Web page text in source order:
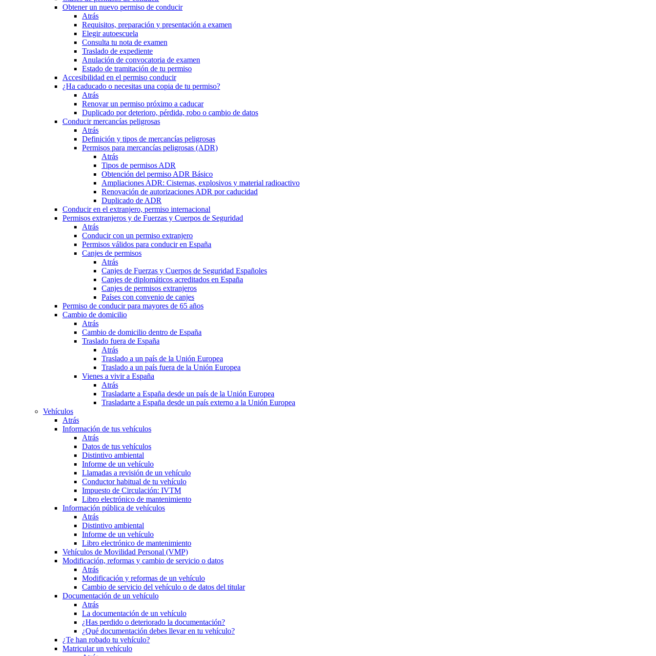
Obtener un nuevo permiso de conducir
Atrás
Requisitos, preparación y presentación a examen
Elegir autoescuela
Consulta tu nota de examen
Traslado de expediente
Anulación de convocatoria de examen
Estado de tramitación de tu permiso
Accesibilidad en el permiso conducir
¿Ha caducado o necesitas una copia de tu permiso?
Atrás
Renovar un permiso próximo a caducar
Duplicado por deterioro, pérdida, robo o cambio de datos
Conducir mercancías peligrosas
Atrás
Definición y tipos de mercancías peligrosas
Permisos para mercancías peligrosas (ADR)
Atrás
Tipos de permisos ADR
Obtención del permiso ADR Básico
Ampliaciones ADR: Cisternas, explosivos y material radioactivo
Renovación de autorizaciones ADR por caducidad
Duplicado de ADR
Conducir en el extranjero, permiso internacional
Permisos extranjeros y de Fuerzas y Cuerpos de Seguridad
Atrás
Conducir con un permiso extranjero
Permisos válidos para conducir en España
Canjes de permisos
Atrás
Canjes de Fuerzas y Cuerpos de Seguridad Españoles
Canjes de diplomáticos acreditados en España
Canjes de permisos extranjeros
Países con convenio de canjes
Permiso de conducir para mayores de 65 años
Cambio de domicilio
Atrás
Cambio de domicilio dentro de España
Traslado fuera de España
Atrás
Traslado a un país de la Unión Europea
Traslado a un país fuera de la Unión Europea
Vienes a vivir a España
Atrás
Trasladarte a España desde un país de la Unión Europea
Trasladarte a España desde un país externo a la Unión Europea
Vehículos
Atrás
Información de tus vehículos
Atrás
Datos de tus vehículos
Distintivo ambiental
Informe de un vehículo
Llamadas a revisión de un vehículo
Conductor habitual de tu vehículo
Impuesto de Circulación: IVTM
Libro electrónico de mantenimiento
Información pública de vehículos
Atrás
Distintivo ambiental
Informe de un vehículo
Libro electrónico de mantenimiento
Vehículos de Movilidad Personal (VMP)
Modificación, reformas y cambio de servicio o datos
Atrás
Modificación y reformas de un vehículo
Cambio de servicio del vehículo o de datos del titular
Documentación de un vehículo
Atrás
La documentación de un vehículo
¿Has perdido o deteriorado la documentación?
¿Qué documentación debes llevar en tu vehículo?
¿Te han robado tu vehículo?
Matricular un vehículo